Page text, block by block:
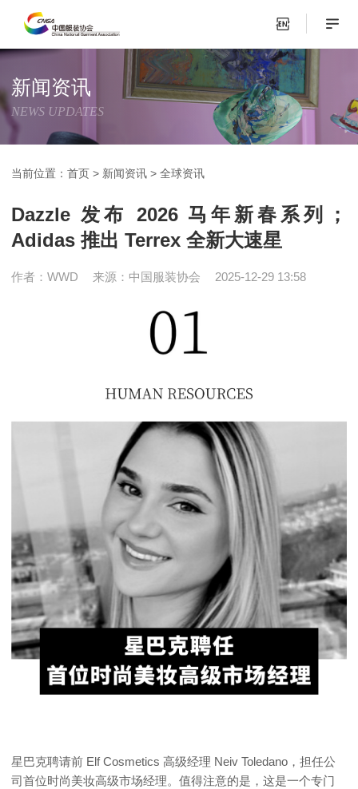
新闻资讯
NEWS UPDATES
当前位置：首页 > 新闻资讯 >全球资讯
Dazzle 发布 2026 马年新春系列；
Adidas 推出 Terrex 全新大速星
作者：WWD 来源：中国服装协会 2025-12-29 13:58
星巴克聘请前 Elf Cosmetics 高级经理 Neiv Toledano，担任公
司首位时尚美妆高级市场经理。值得注意的是，这是一个专门